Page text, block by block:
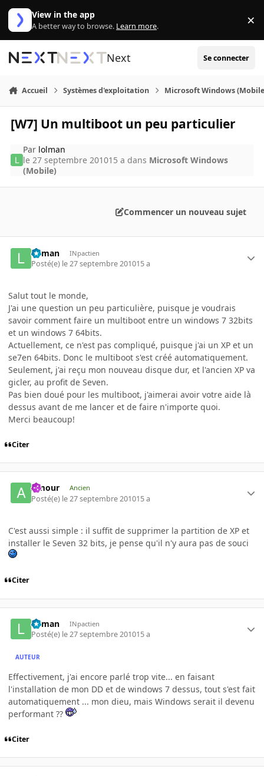
Aller au contenu
View in the app
A better way to browse. Learn more. ×
Next Se connecter
Accueil Systèmes d'exploitation Microsoft Windows
[W7] Un multiboot un peu particulier
Par lolman
le 27 septembre 201015 a dans Microsoft Windows
(Mobile)
Commencer un nouveau sujet
lolman INpactien
Posté(e) le 27 septembre 201015 a
Salut tout le monde,
J'ai une question un peu particulière, puisque je voudrais
savoir comment faire un multiboot entre un windows 7 32bits
et un windows 7 64bits.
Actuellement, ce n'est pas compliqué, puisque j'ai un XP et un
se7en 64bits. Donc le multiboot s'est créé automatiquement.
Seulement, j'ai reçu mon nouveau disque dur, et l'ancien XP va
gicler, au profit de Seven.
Pas bien doué pour les multiboot, j'aimerai avoir votre aide là
dessus avant de me lancer et de faire n'importe quoi.
Merci beaucoup!
Citer
Amour Ancien
Posté(e) le 27 septembre 201015 a
C'est aussi simple : il suffit de supprimer la partition de XP et
installer le Seven 32 bits, je pense qu'il n'y aura pas de souci
Citer
lolman INpactien
Posté(e) le 27 septembre 201015 a
AUTEUR
Effectivement, j'ai encore parlé trop vite... en faisant
l'installation de mon DD et de windows 7 dessus, tout s'est fait
automatiquement ... mon dieu, mais Windows serait il devenu
performant ??
Citer